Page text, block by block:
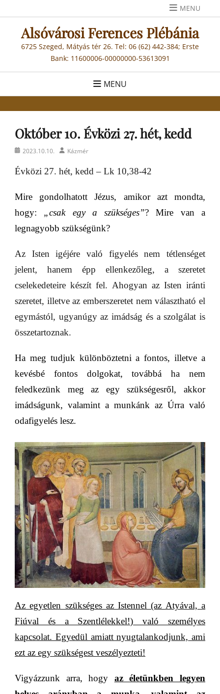
to
content
MENU
Alsóvárosi Ferences Plébánia
6725 Szeged, Mátyás tér 26. Tel: 06 (62) 442-384; Erste
Bank: 11600006-00000000-53613091
MENU
Október 10. Évközi 27. hét, kedd
Posted2023.10.10. AuthorKázmér
Évközi 27. hét, kedd – Lk 10,38-42
Mire gondolhatott Jézus, amikor azt mondta,
hogy: „csak egy a szükséges”? Mire van a
legnagyobb szükségünk?
Az Isten igéjére való figyelés nem tétlenséget
jelent, hanem épp ellenkezőleg, a szeretet
cselekedeteire készít fel. Ahogyan az Isten iránti
szeretet, illetve az emberszeretet nem választható el
egymástól, ugyanúgy az imádság és a szolgálat is
összetartoznak.
Ha meg tudjuk különböztetni a fontos, illetve a
kevésbé fontos dolgokat, továbbá ha nem
feledkezünk meg az egy szükségesről, akkor
imádságunk, valamint a munkánk az Úrra való
odafigyelés lesz.
Az egyetlen szükséges az Istennel (az Atyával, a
Fiúval és a Szentlélekkel!) való személyes
kapcsolat. Egyedül amiatt nyugtalankodjunk, ami
ezt az egy szükségest veszélyezteti!
Vigyázzunk arra, hogy az életünkben legyen